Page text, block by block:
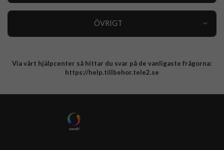
ÖVRIGT
Integritetspolicy
Via vårt hjälpcenter så hittar du svar på de vanligaste frågorna:
https://help.tillbehor.tele2.se